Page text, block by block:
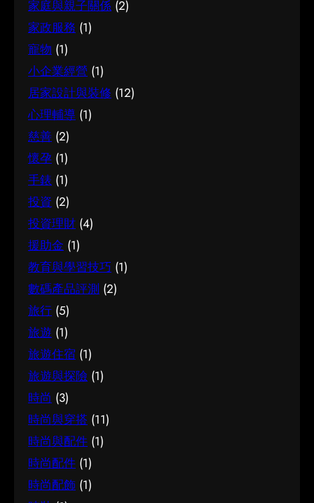
選擇時更有信心。
本質與背景，是值得的投資。 總結 總括而言，了
解腳腫 解決的關鍵在於掌握足夠資訊、認清自己
的需要，並在有需要時尋求專業意見。希望這篇
分享能為你提供有用的參考，助你作出安心又合
適的決定。
紹。 試管嬰兒是甚麼 要真正掌握試管嬰兒，第一
步是建立正確的基礎認知。很多誤解往往源於資
訊不足或一知半解，因此花點時間了解它的本質
與背景，是值得的投資。 總結 總括而言，了解試
管嬰兒的關鍵在於掌握足夠資訊、認清自己的需
要，並在有需要時尋求專業意見。希望這篇分享
能為你提供有用的參考，助你作出安心又合適的
決定。
家庭與親子關係 (2)
家政服務 (1)
寵物 (1)
小企業經營 (1)
居家設計與裝修 (12)
心理輔導 (1)
慈善 (2)
懷孕 (1)
手錶 (1)
投資 (2)
投資理財 (4)
援助金 (1)
教育與學習技巧 (1)
數碼產品評測 (2)
旅行 (5)
旅遊 (1)
旅遊住宿 (1)
旅遊與探險 (1)
時尚 (3)
時尚與穿搭 (11)
時尚與配件 (1)
時尚配件 (1)
時尚配飾 (1)